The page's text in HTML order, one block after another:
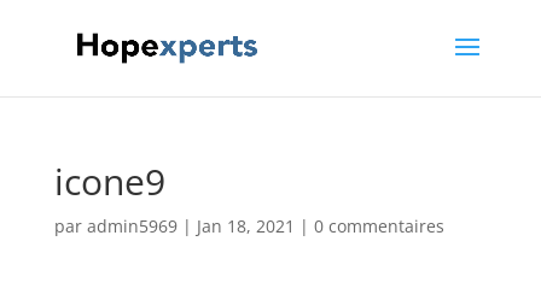
icone9
par admin5969| Jan 18, 2021 | 0 commentaires